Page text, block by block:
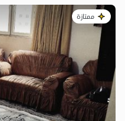
ممتازة